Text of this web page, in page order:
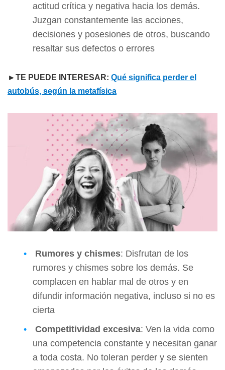
actitud crítica y negativa hacia los demás.
Juzgan constantemente las acciones,
decisiones y posesiones de otros, buscando
resaltar sus defectos o errores
►TE PUEDE INTERESAR: Qué significa perder el
autobús, según la metafísica
Rumores y chismes: Disfrutan de los
rumores y chismes sobre los demás. Se
complacen en hablar mal de otros y en
difundir información negativa, incluso si no es
cierta
Competitividad excesiva: Ven la vida como
una competencia constante y necesitan ganar
a toda costa. No toleran perder y se sienten